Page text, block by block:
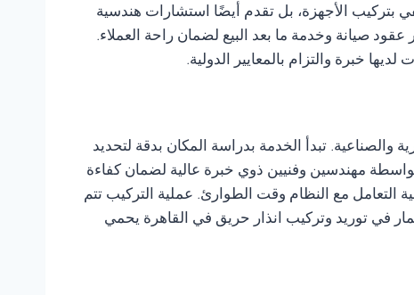
بتركيب الأجهزة، بل تقدم أيضًا استشارات هندسية
صيانة وخدمة ما بعد البيع لضمان راحة العملاء.
خبرة والتزام بالمعايير الدولية.
والصناعية. تبدأ الخدمة بدراسة المكان بدقة لتحديد
بواسطة مهندسين وفنيين ذوي خبرة عالية لضمان كفاءة
التعامل مع النظام وقت الطوارئ. عملية التركيب تتم
في توريد وتركيب انذار حريق في القاهرة يحمي